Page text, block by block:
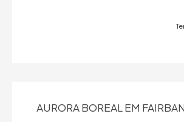
AURORA BOREAL EM